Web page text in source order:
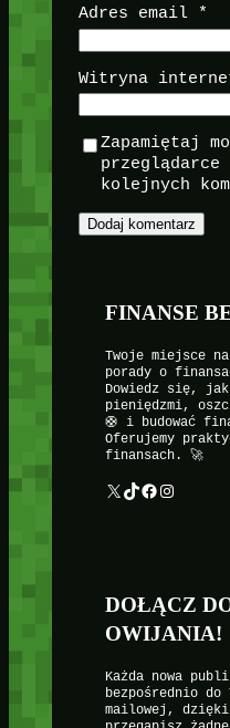
Adres email *
Witryna
Zapamiętaj
przeglądarce
kolejnych
FINANSE
Twoje miejsce
porady o
Dowiedz się, jak
pieniędzmi,
🛟 i budować
Oferujemy
finansach. 🚀
X TikTok Facebook Instagram
DOŁĄCZ
OWIJANIA!
Każda nowa
bezpośrednio
mailowej, dzięki